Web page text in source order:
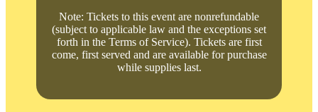
Note: Tickets to this event are nonrefundable
(subject to applicable law and the exceptions set
forth in the Terms of Service). Tickets are first
come, first served and are available for purchase
while supplies last.